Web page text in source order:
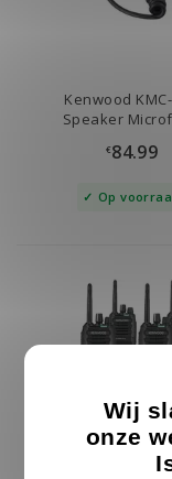
Kenwood
Speaker
€84.99
Op
Wij
onze